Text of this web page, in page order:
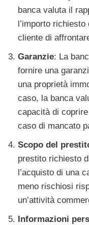
banca valuta il
l’importo
cliente di
Garanzie: La
fornire una
una proprietà
caso, la banca
capacità di
caso di mancato
Scopo del
prestito richiesto
l’acquisto di una
meno rischiosi
un’attività
Informazioni